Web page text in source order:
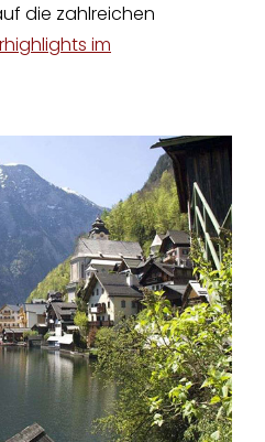
die zahlreichen
im